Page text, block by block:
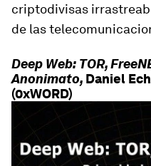
criptodivisas
de las
Deep Web: TOR,
Anonimato, Daniel
(0xWORD)